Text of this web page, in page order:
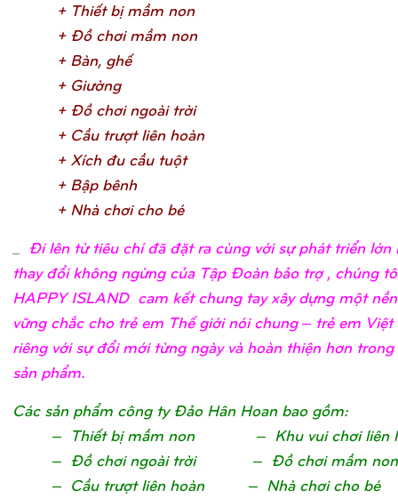
+ Thiết bịmầm non
+ Đồchơi mầm non
+ Bàn, ghế
+ Giường
+ Đồchơi ngoài trời
+ Cầu trượt liên hoàn
+ Xích đu cầu tuột
+ Bập bênh
+ Nhà chơi cho bé
Đi lên từ tiêu chí đã đặt ra cùng với sự phát triển lớn
thay đổi không ngừng của Tập Đoàn bảo trợ , chúng
HAPPY ISLAND cam kết chung tay xây dựng một
vững chắc cho trẻ em Thế giới nói chung – trẻ em
riêng với sự đổi mới từng ngày và hoàn thiện hơn
sản phẩm.
Các sản phẩm công ty Đảo Hân Hoan bao gồm:
– Thiết bị mầm non – Khu vui chơi liên
– Đồ chơi ngoài trời – Đồ chơi mầm non
– Cầu trượt liên hoàn – Nhà chơi cho bé